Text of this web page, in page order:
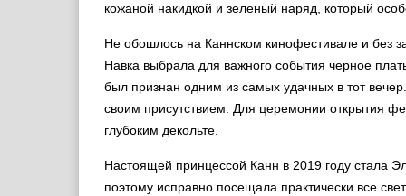
кожаной накидкой и зеленый наряд, который
Не обошлось на Каннском кинофестивале и без
Навка выбрала для важного события черное
был признан одним из самых удачных в тот
своим присутствием. Для церемонии открытия
глубоким декольте.
Настоящей принцессой Канн в 2019 году стала
поэтому исправно посещала практически все